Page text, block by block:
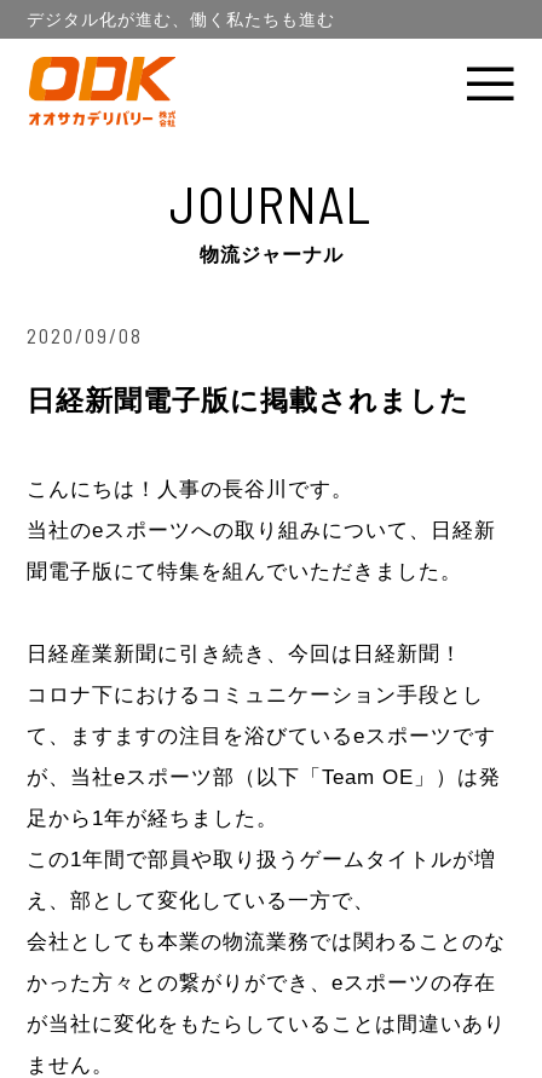
デジタル化が進む、働く私たちも進む
JOURNAL
物流ジャーナル
2020/09/08
日経新聞電子版に掲載されました
こんにちは！人事の長谷川です。
当社のeスポーツへの取り組みについて、日経新
聞電子版にて特集を組んでいただきました。
日経産業新聞に引き続き、今回は日経新聞！
コロナ下におけるコミュニケーション手段とし
て、ますますの注目を浴びているeスポーツです
が、当社eスポーツ部（以下「Team OE」）は発
足から1年が経ちました。
この1年間で部員や取り扱うゲームタイトルが増
え、部として変化している一方で、
会社としても本業の物流業務では関わることのな
かった方々との繋がりができ、eスポーツの存在
が当社に変化をもたらしていることは間違いあり
ません。